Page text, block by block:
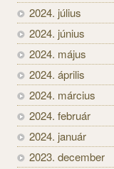
2024. július
2024. június
2024. május
2024. április
2024. március
2024. február
2024. január
2023. december